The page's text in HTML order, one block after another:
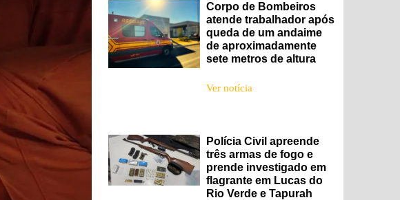
Corpo de Bombeiros
atende trabalhador após
queda de um andaime
de aproximadamente
sete metros de altura
Ver notícia
Polícia Civil apreende
três armas de fogo e
prende investigado em
flagrante em Lucas do
Rio Verde e Tapurah